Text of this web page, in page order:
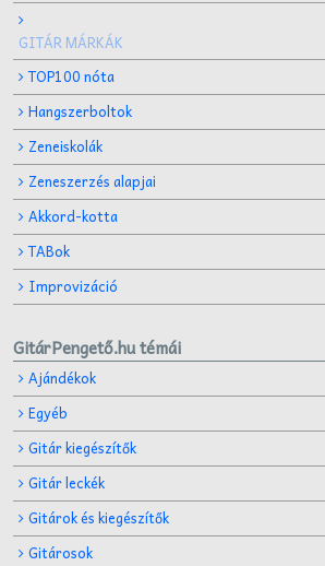
GITÁR MÁRKÁK
TOP100 nóta
Hangszerboltok
Zeneiskolák
Zeneszerzés alapjai
Akkord-kotta
TABok
Improvizáció
GitárPengető.hu témái
Ajándékok
Egyéb
Gitár kiegészítők
Gitár leckék
Gitárok és kiegészítők
Gitárosok